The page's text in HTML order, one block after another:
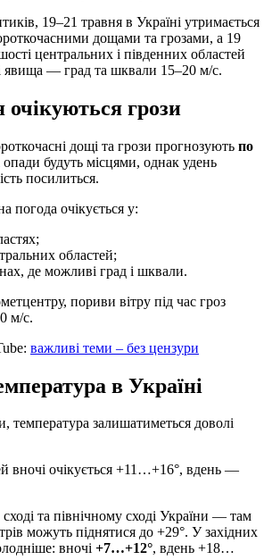
19–21 травня в Україні утримається
дощами та грозами, а 19
центральних і південних областей
явища — град та шквали 15–20 м/с.
очікуються грози
дощі та грози прогнозують по
опади будуть місцями, однак удень
посилиться.
погода очікується у:
областей;
де можливі град і шквали.
пориви вітру під час гроз
м/с.
важливі теми – без цензури
в Україні
температура залишатиметься доволі
вночі очікується +11…+16°, вдень —
та північному сході України — там
можуть піднятися до +29°. У західних
вночі +7…+12°, вдень +18…